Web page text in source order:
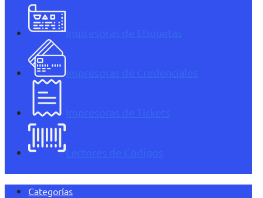
Impresoras de Etiquetas
Impresoras de Credenciales
Impresoras de Tickets
Lectores de Códigos
Categorías